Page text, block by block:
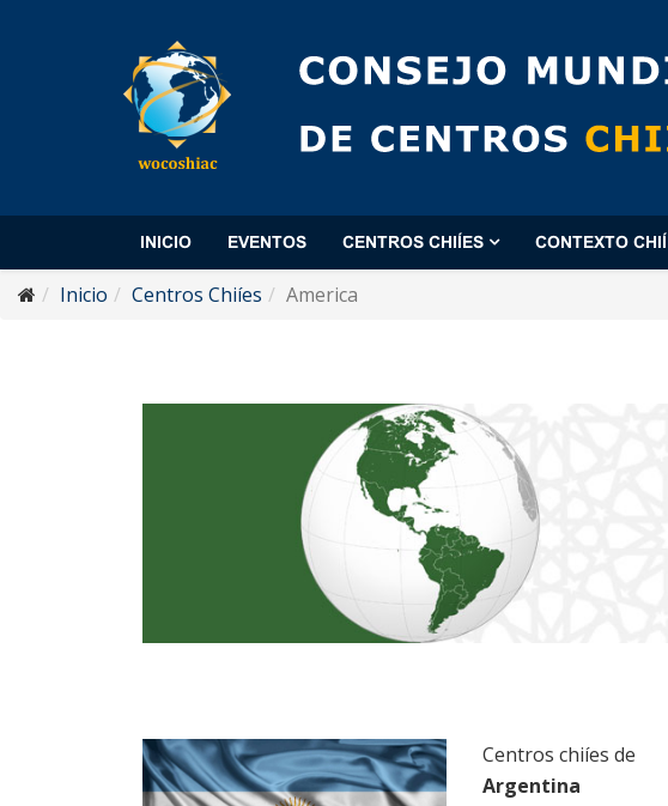
INICIO EVENTOS CENTROS CHIÍES CONTEXTO CHIÍ
Inicio Centros Chiíes America
Centros chiíes de
Argentina